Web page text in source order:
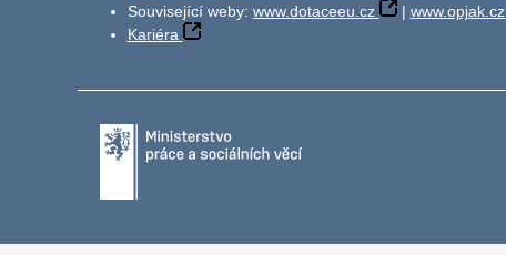
Související weby: www.dotaceeu.cz | www.opjak.cz
Kariéra